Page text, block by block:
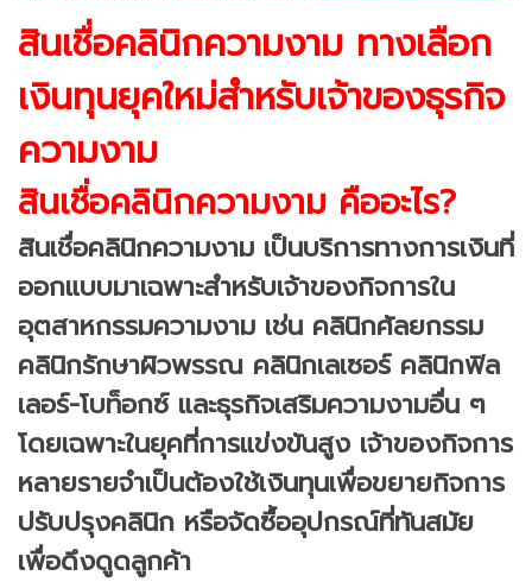
สินเชื่อคลินิกความงาม ทางเลือก
เงินทุนยุคใหม่สำหรับเจ้าของธุรกิจ
ความงาม
สินเชื่อคลินิกความงาม คืออะไร?
สินเชื่อคลินิกความงาม เป็นบริการทางการเงินที่
ออกแบบมาเฉพาะสำหรับเจ้าของกิจการใน
อุตสาหกรรมความงาม เช่น คลินิกศัลยกรรม
คลินิกรักษาผิวพรรณ คลินิกเลเซอร์ คลินิกฟิล
เลอร์-โบท็อกซ์ และธุรกิจเสริมความงามอื่น ๆ
โดยเฉพาะในยุคที่การแข่งขันสูง เจ้าของกิจการ
หลายรายจำเป็นต้องใช้เงินทุนเพื่อขยายกิจการ
ปรับปรุงคลินิก หรือจัดซื้ออุปกรณ์ที่ทันสมัย
เพื่อดึงดูดลูกค้า